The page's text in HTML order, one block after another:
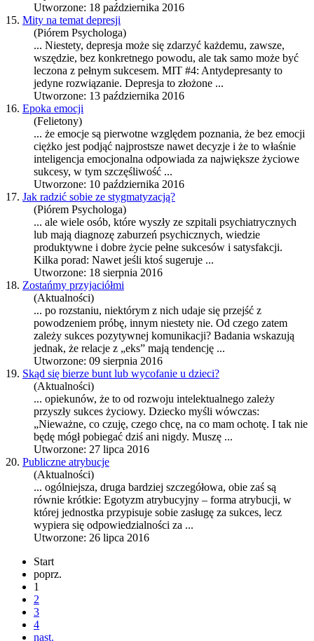
Utworzone: 18 października 2016
15. Mity na temat depresji
(Piórem Psychologa)
... Niestety, depresja może się zdarzyć każdemu, zawsze,
wszędzie, bez konkretnego powodu, ale tak samo może być
leczona z pełnym sukcesem. MIT #4: Antydepresanty to
jedyne rozwiązanie. Depresja to złożone ...
Utworzone: 13 października 2016
16. Epoka emocji
(Felietony)
... że emocje są pierwotne względem poznania, że bez emocji
ciężko jest podjąć najprostsze nawet decyzje i że to właśnie
inteligencja emocjonalna odpowiada za największe życiowe
sukcesy, w tym szczęśliwość ...
Utworzone: 10 października 2016
17. Jak radzić sobie ze stygmatyzacją?
(Piórem Psychologa)
... ale wiele osób, które wyszły ze szpitali psychiatrycznych
lub mają diagnozę zaburzeń psychicznych, wiedzie
produktywne i dobre życie pełne sukcesów i satysfakcji.
Kilka porad: Nawet jeśli ktoś sugeruje ...
Utworzone: 18 sierpnia 2016
18. Zostańmy przyjaciółmi
(Aktualności)
... po rozstaniu, niektórym z nich udaje się przejść z
powodzeniem próbę, innym niestety nie. Od czego zatem
zależy sukces pozytywnej komunikacji? Badania wskazują
jednak, że relacje z „eks” mają tendencję ...
Utworzone: 09 sierpnia 2016
19. Skąd się bierze bunt lub wycofanie u dzieci?
(Aktualności)
... opiekunów, że to od rozwoju intelektualnego zależy
przyszły sukces życiowy. Dziecko myśli wówczas:
„Nieważne, co czuję, czego chcę, na co mam ochotę. I tak nie
będę mógł pobiegać dziś ani nigdy. Muszę ...
Utworzone: 27 lipca 2016
20. Publiczne atrybucje
(Aktualności)
... ogólniejsza, druga bardziej szczegółowa, obie zaś są
równie krótkie: Egotyzm atrybucyjny – forma atrybucji, w
której jednostka przypisuje sobie zasługę za sukces, lecz
wypiera się odpowiedzialności za ...
Utworzone: 26 lipca 2016
Start
poprz.
1
2
3
4
nast.